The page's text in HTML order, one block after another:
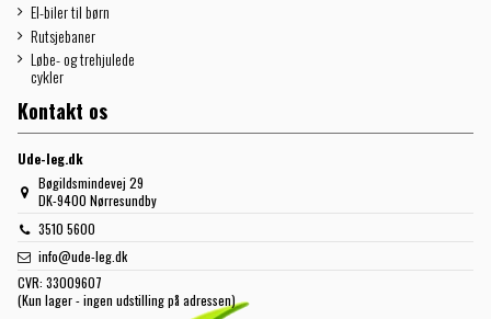
El-biler til børn
Rutsjebaner
Løbe- og trehjulede
cykler
Kontakt os
Ude-leg.dk
Bøgildsmindevej 29
DK-9400 Nørresundby
3510 5600
info@ude-leg.dk
CVR: 33009607
(Kun lager - ingen udstilling på adressen)